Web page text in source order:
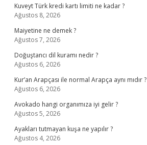
Kuveyt Türk kredi kartı limiti ne kadar ?
Ağustos 8, 2026
Maiyetine ne demek ?
Ağustos 7, 2026
Doğuştancı dil kuramı nedir ?
Ağustos 6, 2026
Kur’an Arapçası ile normal Arapça aynı mıdır ?
Ağustos 6, 2026
Avokado hangi organımıza iyi gelir ?
Ağustos 5, 2026
Ayakları tutmayan kuşa ne yapılır ?
Ağustos 4, 2026